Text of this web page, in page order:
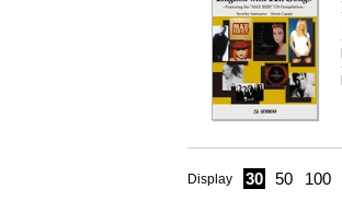
Display 30 50 100